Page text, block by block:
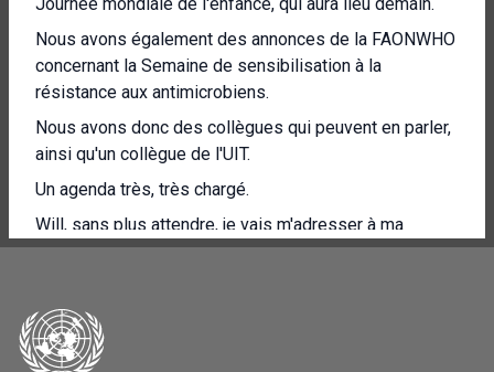
Nous avons également des annonces de la FAONWHO
concernant la Semaine de sensibilisation à la
résistance aux antimicrobiens.
Nous avons donc des collègues qui peuvent en parler,
ainsi qu'un collègue de l'UIT.
Un agenda très, très chargé.
Will, sans plus attendre, je vais m'adresser à ma
collègue et amie, Andrea Tenente, qui est, comme vous
maintien de la paix de la Nouvelle-Galles du Sud au
Sud-Liban, qui va nous faire le point sur la situation sur
le terrain.